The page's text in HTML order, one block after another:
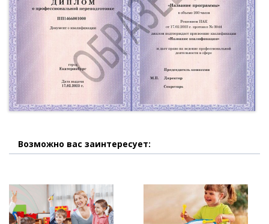
Возможно вас заинтересует: